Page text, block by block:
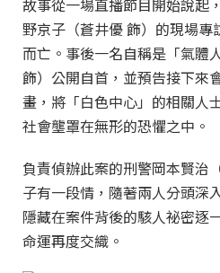
故事從一場直播節目開始說起
野京子（蒼井優 飾）的現場
而亡。事後一名自稱是「氣體
飾）公開自首，並預告接下來
畫，將「白色中心」的相關人
社會壟罩在無形的恐懼之中。
負責偵辦此案的刑警岡本賢治
子有一段情，隨著兩人分頭深
隱藏在案件背後的駭人祕密逐
命運再度交織。